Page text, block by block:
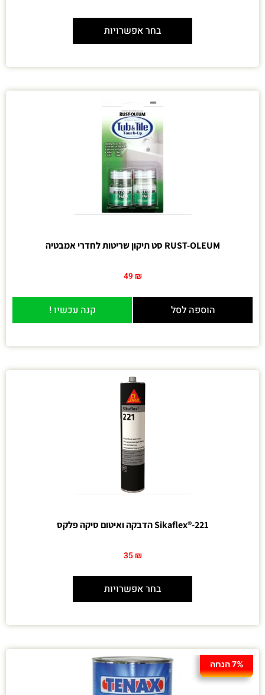
בחר אפשרויות
RUST-OLEUM סט תיקון שריטות לחדרי אמבטיה
49 ₪
הוספה לסל קנה עכשיו !
Sikaflex®-221 הדבקה ואיטום סיקה פלקס
35 ₪
בחר אפשרויות
7% הנחה